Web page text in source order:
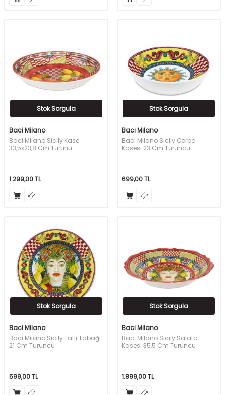
Stok Sorgula
Baci Milano
Baci Milano Sicily Kase
33,5x23,8 Cm Turunu
1.299,00TL
Stok Sorgula
Baci Milano
Baci Milano Sicily Çorba
Kasesi 23 Cm Turuncu
699,00TL
Stok Sorgula
Baci Milano
Baci Milano Sicily Tatlı Tabağı
21 Cm Turuncu
599,00TL
Stok Sorgula
Baci Milano
Baci Milano Sicily Salata
Kasesi 35,5 Cm Turuncu
1.899,00TL